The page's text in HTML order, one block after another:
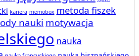
kariera memobox metoda fiszek
nauki motywacja
nauka